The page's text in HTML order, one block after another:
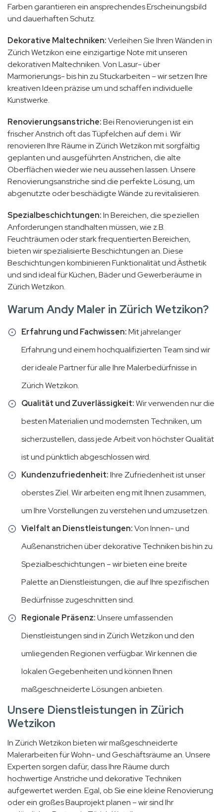
Farben garantieren ein ansprechendes Erscheinungsbild
und dauerhaften Schutz.
Dekorative Maltechniken:Verleihen Sie Ihren Wänden in
Zürich Wetzikon eine einzigartige Note mit unseren
dekorativen Maltechniken. Von Lasur- über
Marmorierungs- bis hin zu Stuckarbeiten – wir setzen Ihre
kreativen Ideen präzise um und schaffen individuelle
Kunstwerke.
Renovierungsanstriche:Bei Renovierungen ist ein
frischer Anstrich oft das Tüpfelchen auf dem i. Wir
renovieren Ihre Räume in Zürich Wetzikon mit sorgfältig
geplanten und ausgeführten Anstrichen, die alte
Oberflächen wieder wie neu aussehen lassen. Unsere
Renovierungsanstriche sind die perfekte Lösung, um
abgenutzte oder beschädigte Wände zu revitalisieren.
Spezialbeschichtungen:In Bereichen, die speziellen
Anforderungen standhalten müssen, wie z.B.
Feuchträumen oder stark frequentierten Bereichen,
bieten wir spezialisierte Beschichtungen an. Diese
Beschichtungen kombinieren Funktionalität und Ästhetik
und sind ideal für Küchen, Bäder und Gewerberäume in
Zürich Wetzikon.
Warum Andy Maler in Zürich Wetzikon?
Erfahrung und Fachwissen:Mit jahrelanger
Erfahrung und einem hochqualifizierten Team sind wir
der ideale Partner für alle Ihre Malerbedürfnisse in
Zürich Wetzikon.
Qualität und Zuverlässigkeit:Wir verwenden nur die
besten Materialien und modernsten Techniken, um
sicherzustellen, dass jede Arbeit von höchster Qualität
ist und pünktlich abgeschlossen wird.
Kundenzufriedenheit:Ihre Zufriedenheit ist unser
oberstes Ziel. Wir arbeiten eng mit Ihnen zusammen,
um Ihre Vorstellungen zu verstehen und umzusetzen.
Vielfalt an Dienstleistungen:Von Innen- und
Außenanstrichen über dekorative Techniken bis hin zu
Spezialbeschichtungen – wir bieten eine breite
Palette an Dienstleistungen, die auf Ihre spezifischen
Bedürfnisse zugeschnitten sind.
Regionale Präsenz:Unsere umfassenden
Dienstleistungen sind in Zürich Wetzikon und den
umliegenden Regionen verfügbar. Wir kennen die
lokalen Gegebenheiten und können Ihnen
maßgeschneiderte Lösungen anbieten.
Unsere Dienstleistungen in Zürich
Wetzikon
In Zürich Wetzikon bieten wir maßgeschneiderte
Malerarbeiten für Wohn- und Geschäftsräume an. Unsere
Experten sorgen dafür, dass Ihre Räume durch
hochwertige Anstriche und dekorative Techniken
aufgewertet werden. Egal, ob Sie eine kleine Renovierung
oder ein großes Bauprojekt planen – wir sind Ihr